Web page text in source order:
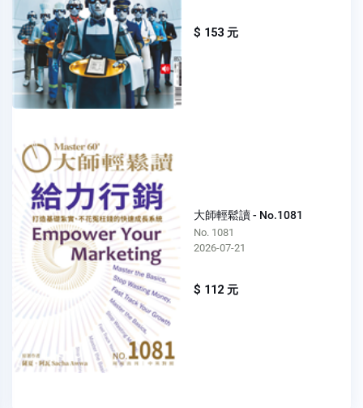
$ 153 元
大師輕鬆讀 - No.1081
No. 1081
2026-07-21
$ 112 元